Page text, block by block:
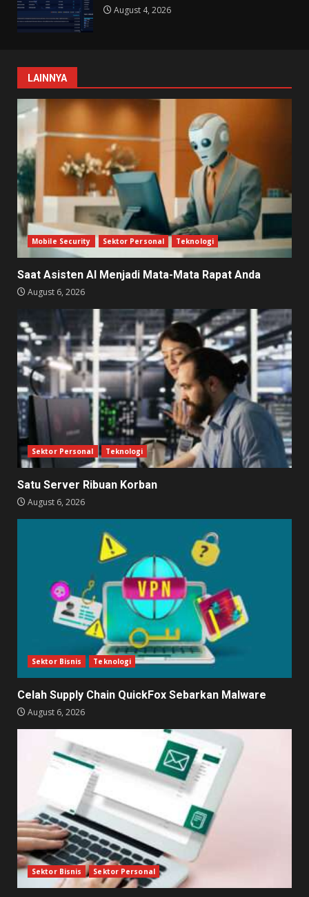
August 4, 2026
LAINNYA
Mobile Security Sektor Personal Teknologi
Saat Asisten AI Menjadi Mata-Mata Rapat Anda
August 6, 2026
Sektor Personal Teknologi
Satu Server Ribuan Korban
August 6, 2026
Sektor Bisnis Teknologi
Celah Supply Chain QuickFox Sebarkan Malware
August 6, 2026
Sektor Bisnis Sektor Personal